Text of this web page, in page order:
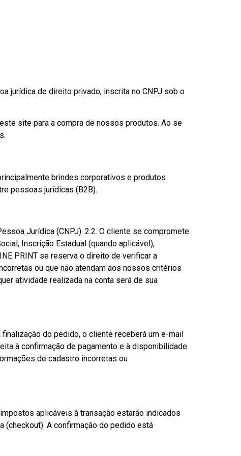
jurídica de direito privado, inscrita no CNPJ sob o
site para a compra de nossos produtos. Ao se
brindes corporativos e produtos
pessoas jurídicas (B2B).
Jurídica (CNPJ). 2.2. O cliente se compromete
Inscrição Estadual (quando aplicável),
PRINT se reserva o direito de verificar a
ou que não atendam aos nossos critérios
atividade realizada na conta será de sua
do pedido, o cliente receberá um e-mail
à confirmação de pagamento e à disponibilidade
de cadastro incorretas ou
aplicáveis à transação estarão indicados
(checkout). A confirmação do pedido está